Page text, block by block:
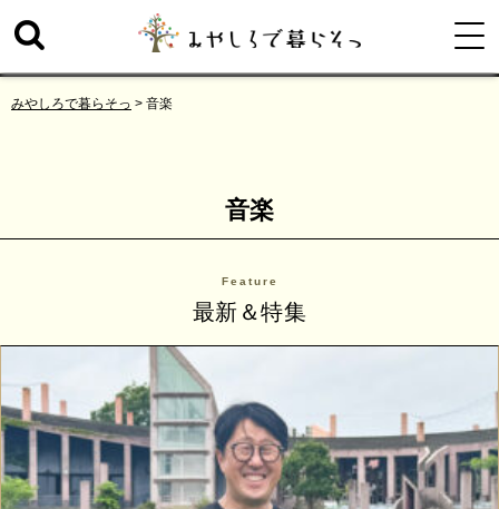
みやしろで暮らそっ > 音楽
音楽
Feature
最新＆特集